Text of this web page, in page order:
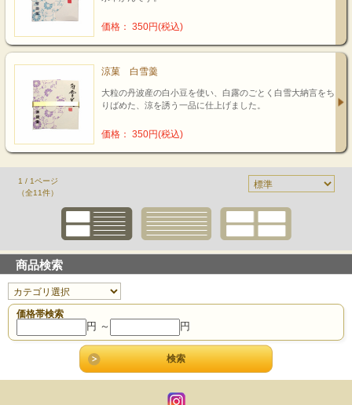
価格： 350円(税込)
涼菓 白雪羹
大粒の丹波産の白小豆を使い、白露のごとく白雪大納言をち
りばめた、涼を誘う一品に仕上げました。
価格： 350円(税込)
1 / 1ページ
（全11件）
商品検索
価格帯検索
円 ～ 円